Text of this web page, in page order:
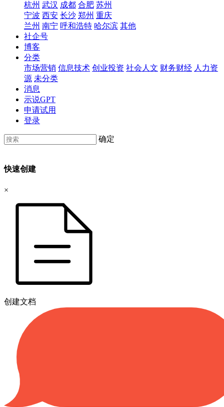
杭州 武汉 成都 合肥 苏州
宁波 西安 长沙 郑州 重庆
兰州 南宁 呼和浩特 哈尔滨 其他
社企号
博客
分类
市场营销 信息技术 创业投资 社会人文 财务财经 人力资
源 未分类
消息
示说GPT
申请试用
登录
确定
快速创建
×
创建文档